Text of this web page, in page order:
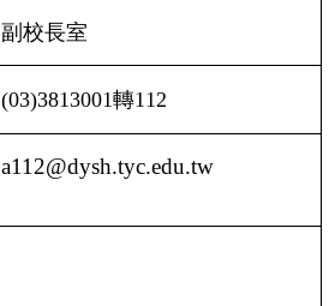
副校長室
(03)3813001轉112
a112@dysh.tyc.edu.tw